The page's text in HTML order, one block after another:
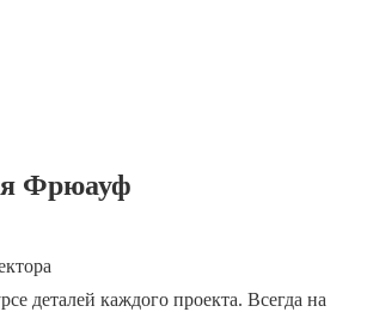
Фрюауф
деталей каждого проекта. Всегда на